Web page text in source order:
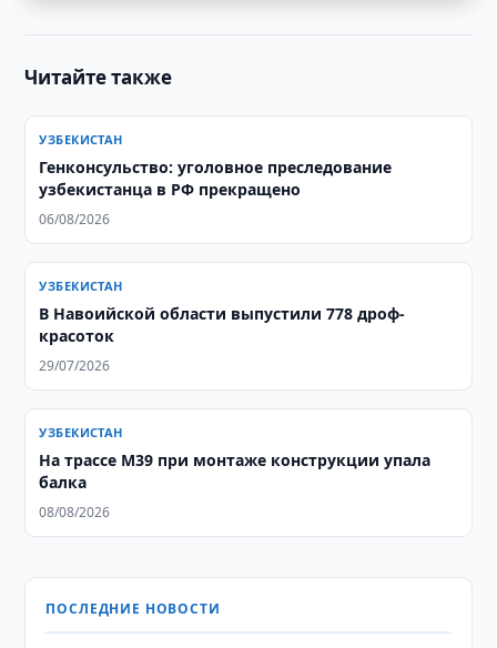
Читайте также
УЗБЕКИСТАН
Генконсульство: уголовное преследование
узбекистанца в РФ прекращено
06/08/2026
УЗБЕКИСТАН
В Навоийской области выпустили 778 дроф-
красоток
29/07/2026
УЗБЕКИСТАН
На трассе M39 при монтаже конструкции упала
балка
08/08/2026
ПОСЛЕДНИЕ НОВОСТИ